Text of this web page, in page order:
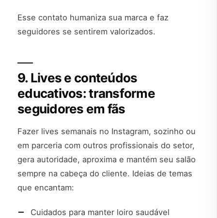
Esse contato humaniza sua marca e faz
seguidores se sentirem valorizados.
9. Lives e conteúdos
educativos: transforme
seguidores em fãs
Fazer lives semanais no Instagram, sozinho ou
em parceria com outros profissionais do setor,
gera autoridade, aproxima e mantém seu salão
sempre na cabeça do cliente. Ideias de temas
que encantam:
Cuidados para manter loiro saudável